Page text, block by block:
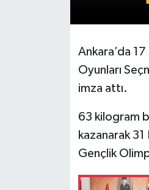
Ankara’da
Oyunları
imza attı.
63 kilogram
kazanarak
Gençlik